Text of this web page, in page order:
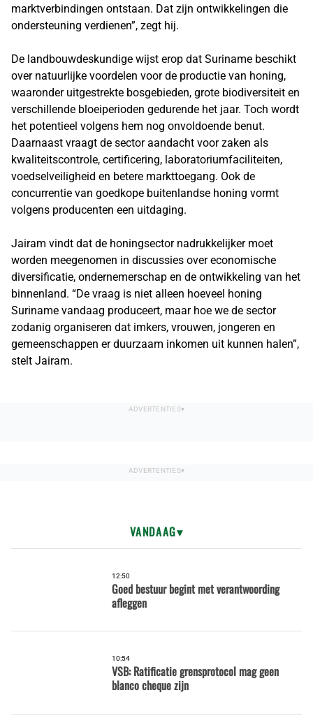
marktverbindingen ontstaan. Dat zijn ontwikkelingen die
ondersteuning verdienen”, zegt hij.
De landbouwdeskundige wijst erop dat Suriname beschikt
over natuurlijke voordelen voor de productie van honing,
waaronder uitgestrekte bosgebieden, grote biodiversiteit en
verschillende bloeiperioden gedurende het jaar. Toch wordt
het potentieel volgens hem nog onvoldoende benut.
Daarnaast vraagt de sector aandacht voor zaken als
kwaliteitscontrole, certificering, laboratoriumfaciliteiten,
voedselveiligheid en betere markttoegang. Ook de
concurrentie van goedkope buitenlandse honing vormt
volgens producenten een uitdaging.
Jairam vindt dat de honingsector nadrukkelijker moet
worden meegenomen in discussies over economische
diversificatie, ondernemerschap en de ontwikkeling van het
binnenland. “De vraag is niet alleen hoeveel honing
Suriname vandaag produceert, maar hoe we de sector
zodanig organiseren dat imkers, vrouwen, jongeren en
gemeenschappen er duurzaam inkomen uit kunnen halen”,
stelt Jairam.
VANDAAG
12:50
Goed bestuur begint met verantwoording
afleggen
10:54
VSB: Ratificatie grensprotocol mag geen
blanco cheque zijn